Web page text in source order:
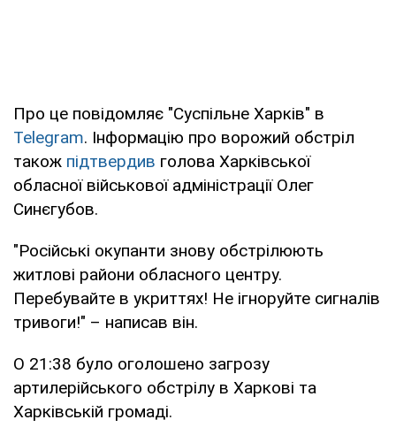
Про це повідомляє "Суспільне Харків" в
Telegram. Інформацію про ворожий обстріл
також підтвердив голова Харківської
обласної військової адміністрації Олег
Синєгубов.
"Російські окупанти знову обстрілюють
житлові райони обласного центру.
Перебувайте в укриттях! Не ігноруйте сигналів
тривоги!" – написав він.
О 21:38 було оголошено загрозу
артилерійського обстрілу в Харкові та
Харківській громаді.